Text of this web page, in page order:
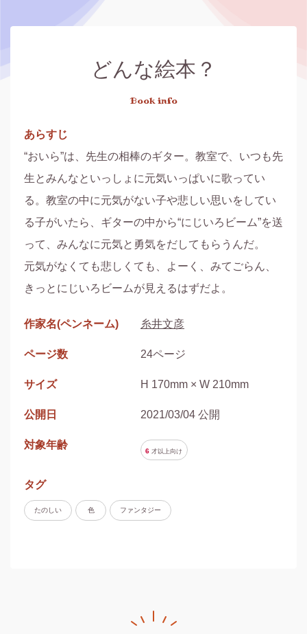
どんな絵本？
Book info
あらすじ
“おいら”は、先生の相棒のギター。教室で、いつも先
生とみんなといっしょに元気いっぱいに歌ってい
る。教室の中に元気がない子や悲しい思いをしてい
る子がいたら、ギターの中から“にじいろビーム”を送
って、みんなに元気と勇気をだしてもらうんだ。
元気がなくても悲しくても、よーく、みてごらん、
きっとにじいろビームが見えるはずだよ。
作家名(ペンネーム) 糸井文彦
ページ数 24ページ
サイズ H 170mm × W 210mm
公開日 2021/03/04 公開
対象年齢
6 才以上向け
タグ
たのしい 色 ファンタジー